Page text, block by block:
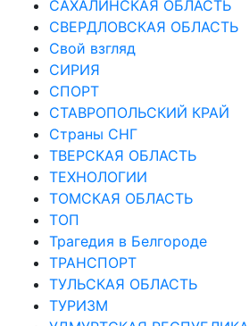
САХАЛИНСКАЯ ОБЛАСТЬ
СВЕРДЛОВСКАЯ ОБЛАСТЬ
Свой взгляд
СИРИЯ
СПОРТ
СТАВРОПОЛЬСКИЙ КРАЙ
Страны СНГ
ТВЕРСКАЯ ОБЛАСТЬ
ТЕХНОЛОГИИ
ТОМСКАЯ ОБЛАСТЬ
ТОП
Трагедия в Белгороде
ТРАНСПОРТ
ТУЛЬСКАЯ ОБЛАСТЬ
ТУРИЗМ